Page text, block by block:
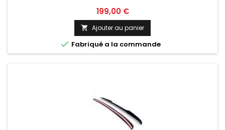
Prix
199,00 €
 Ajouter au panier
 Fabriqué a la commande